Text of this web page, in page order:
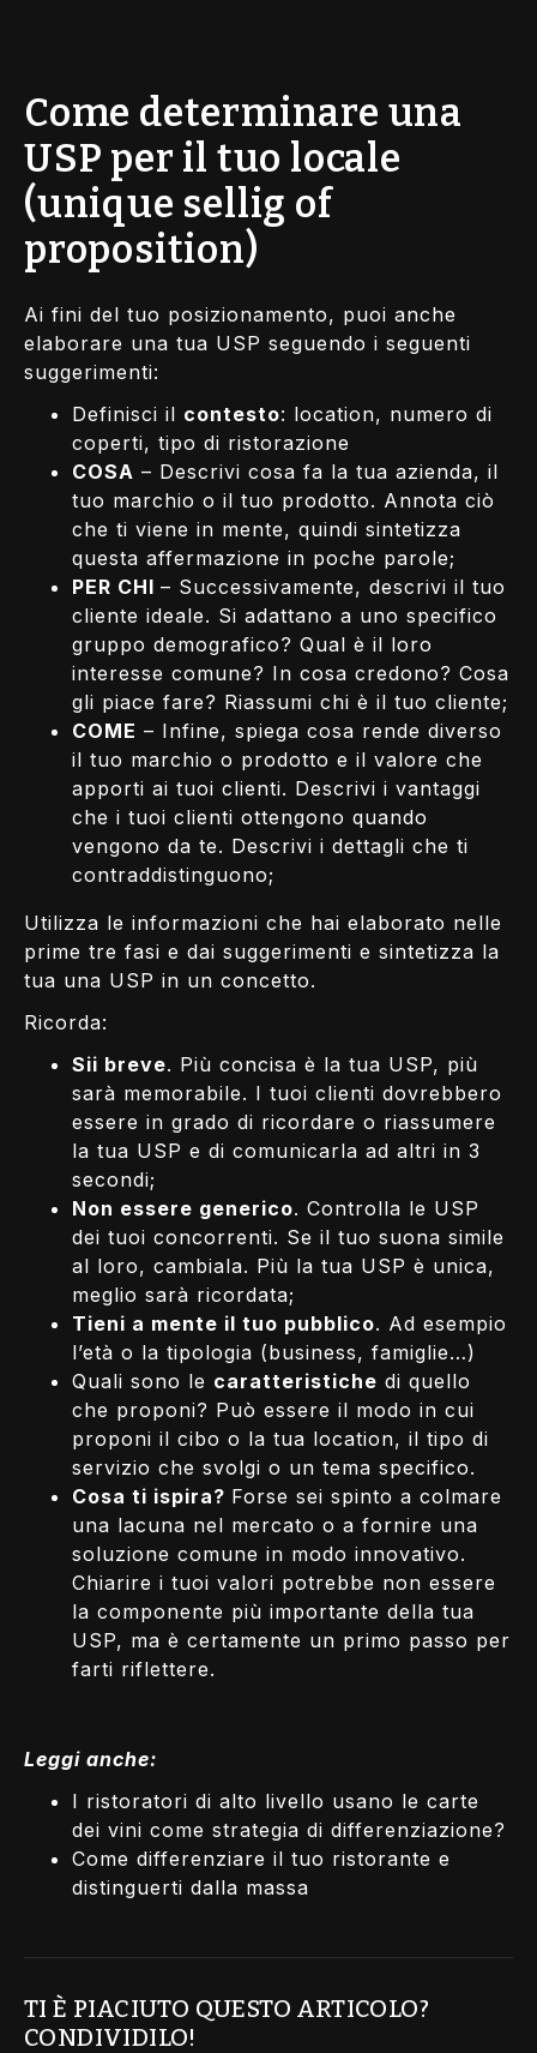
Come determinare una
USP per il tuo locale
(unique sellig of
proposition)
Ai fini del tuo posizionamento, puoi anche
elaborare una tua USP seguendo i seguenti
suggerimenti:
Definisci il contesto: location, numero di
coperti, tipo di ristorazione
COSA – Descrivi cosa fa la tua azienda, il
tuo marchio o il tuo prodotto. Annota ciò
che ti viene in mente, quindi sintetizza
questa affermazione in poche parole;
PER CHI – Successivamente, descrivi il tuo
cliente ideale. Si adattano a uno specifico
gruppo demografico? Qual è il loro
interesse comune? In cosa credono? Cosa
gli piace fare? Riassumi chi è il tuo cliente;
COME – Infine, spiega cosa rende diverso
il tuo marchio o prodotto e il valore che
apporti ai tuoi clienti. Descrivi i vantaggi
che i tuoi clienti ottengono quando
vengono da te. Descrivi i dettagli che ti
contraddistinguono;
Utilizza le informazioni che hai elaborato nelle
prime tre fasi e dai suggerimenti e sintetizza la
tua una USP in un concetto.
Ricorda:
Sii breve. Più concisa è la tua USP, più
sarà memorabile. I tuoi clienti dovrebbero
essere in grado di ricordare o riassumere
la tua USP e di comunicarla ad altri in 3
secondi;
Non essere generico. Controlla le USP
dei tuoi concorrenti. Se il tuo suona simile
al loro, cambiala. Più la tua USP è unica,
meglio sarà ricordata;
Tieni a mente il tuo pubblico. Ad esempio
l’età o la tipologia (business, famiglie…)
Quali sono le caratteristiche di quello
che proponi? Può essere il modo in cui
proponi il cibo o la tua location, il tipo di
servizio che svolgi o un tema specifico.
Cosa ti ispira? Forse sei spinto a colmare
una lacuna nel mercato o a fornire una
soluzione comune in modo innovativo.
Chiarire i tuoi valori potrebbe non essere
la componente più importante della tua
USP, ma è certamente un primo passo per
farti riflettere.
Leggi anche:
I ristoratori di alto livello usano le carte
dei vini come strategia di differenziazione?
Come differenziare il tuo ristorante e
distinguerti dalla massa
TI È PIACIUTO QUESTO ARTICOLO?
CONDIVIDILO!